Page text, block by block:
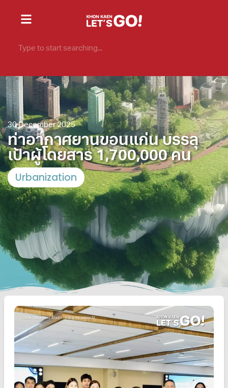
30 December 2025
ท่าอากาศยานขอนแก่น บรรลุ
เป้าผู้โดยสาร 1,700,000 คน
Urbanization